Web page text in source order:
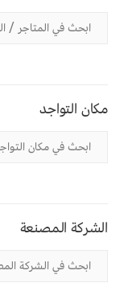
مكان التواجد
الشركة المصنعة